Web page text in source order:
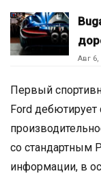
Авг 6,
Первый
Ford
со стандартным
информации, в